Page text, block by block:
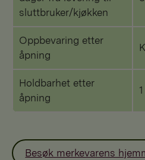
sluttbruker/kjøkken
Oppbevaring etter
åpning
Holdbarhet etter
åpning
Besøk merkevarens